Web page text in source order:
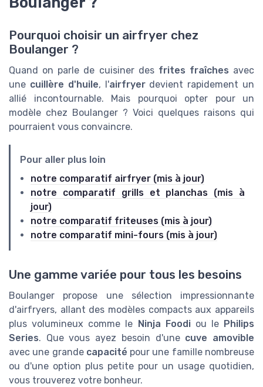
Pourquoi choisir un airfryer chez
Boulanger ?
Quand on parle de cuisiner des frites fraîches avec
une cuillère d'huile, l'airfryerdevient rapidement un
allié incontournable. Mais pourquoi opter pour un
modèle chez Boulanger ? Voici quelques raisons qui
pourraient vous convaincre.
Pour aller plus loin
notre comparatif airfryer (mis à jour)
notre comparatif grills et planchas (mis à
jour)
notre comparatif friteuses (mis à jour)
notre comparatif mini-fours (mis à jour)
Une gamme variée pour tous les besoins
Boulanger propose une sélection impressionnante
d'airfryers, allant des modèles compacts aux appareils
plus volumineux comme le Ninja Foodiou le Philips
Series. Que vous ayez besoin d'une cuve amovible
avec une grande capacité pour une famille nombreuse
ou d'une option plus petite pour un usage quotidien,
vous trouverez votre bonheur.